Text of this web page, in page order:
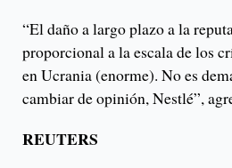
“El daño a largo plazo a la
proporcional a la escala de los
en Ucrania (enorme). No es
cambiar de opinión, Nestlé”,
REUTERS